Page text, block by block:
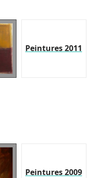
Peintures 2011
Peintures 2009